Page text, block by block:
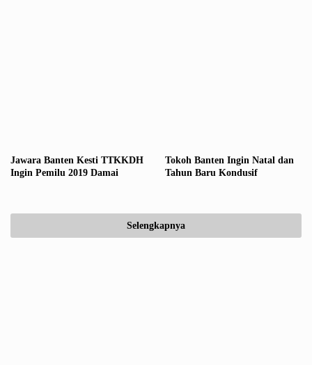
Jawara Banten Kesti TTKKDH
Ingin Pemilu 2019 Damai
Tokoh Banten Ingin Natal dan
Tahun Baru Kondusif
Selengkapnya